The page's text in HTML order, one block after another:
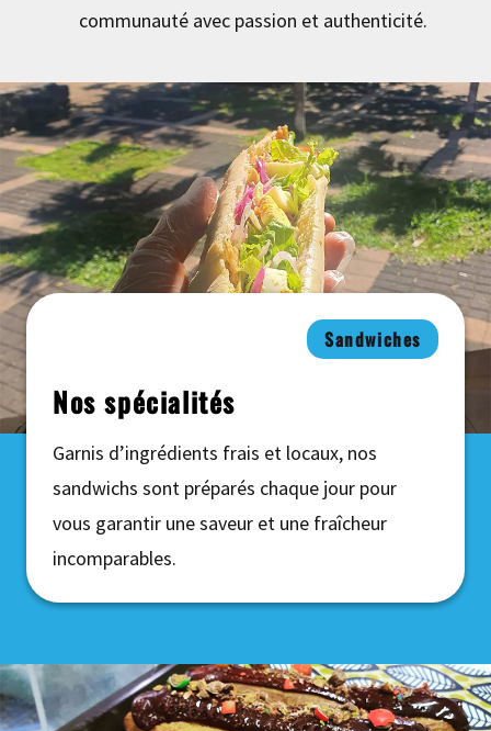
communauté avec passion et authenticité.
Sandwiches
Nos spécialités
Garnis d’ingrédients frais et locaux, nos
sandwichs sont préparés chaque jour pour
vous garantir une saveur et une fraîcheur
incomparables.